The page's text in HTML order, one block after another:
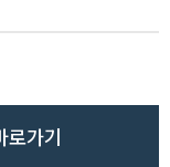
가기